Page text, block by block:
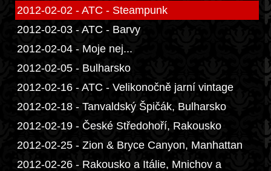
2012-02-02 - ATC - Steampunk
2012-02-03 - ATC - Barvy
2012-02-04 - Moje nej...
2012-02-05 - Bulharsko
2012-02-16 - ATC - Velikonočně jarní vintage
2012-02-18 - Tanvaldský Špičák, Bulharsko
2012-02-19 - České Středohoří, Rakousko
2012-02-25 - Zion & Bryce Canyon, Manhattan
2012-02-26 - Rakousko a Itálie, Mnichov a